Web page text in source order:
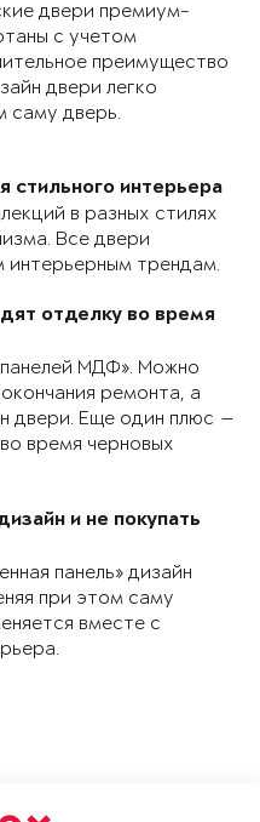
двери премиум-
с учетом
преимущество
двери легко
саму дверь.
интерьера
в разных стилях
Все двери
интерьерным трендам.
отделку во время
МДФ». Можно
ремонта, а
двери. Еще один плюс —
время черновых
и не покупать
панель» дизайн
при этом саму
вместе с